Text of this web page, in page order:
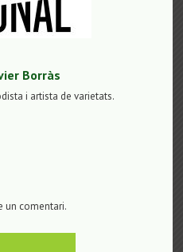
Borràs
i artista de varietats.
un comentari.